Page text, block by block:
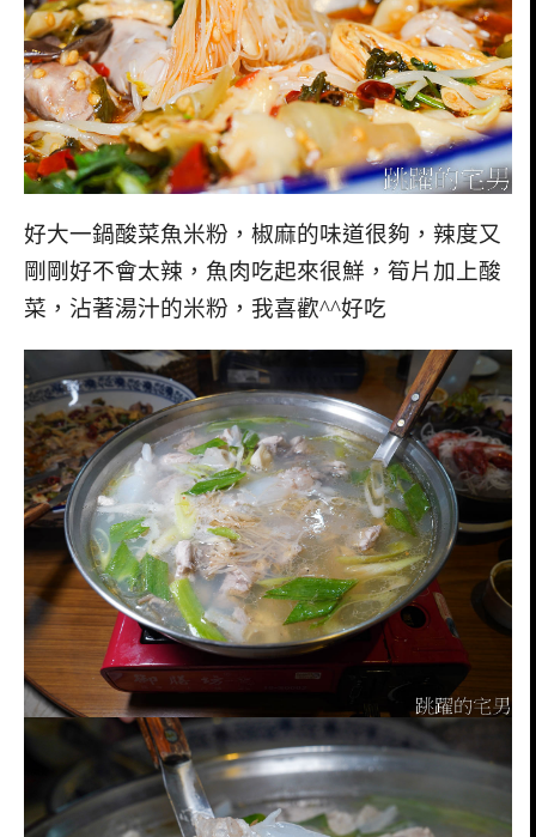
好大一鍋酸菜魚米粉，椒麻的味道很夠，辣度又
剛剛好不會太辣，魚肉吃起來很鮮，筍片加上酸
菜，沾著湯汁的米粉，我喜歡^^好吃